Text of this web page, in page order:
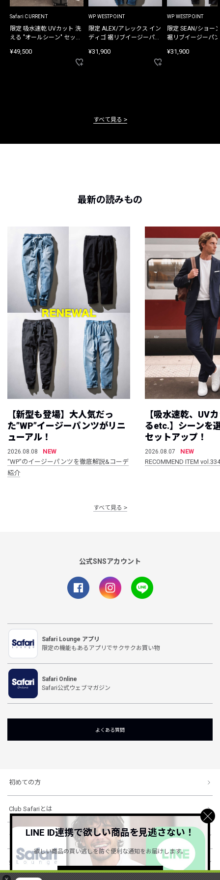
Safari CURRENT
限定 吸水速乾 UVカット 洗
える "オールシーン" セット
¥49,500
WP WESTPOINT
限定 ALEX/アレックス イン
ディゴ 裾リブイージーパン
¥31,900
WP WESTPOINT
限定 SEAN/ショー
裾リブイージーパ
¥31,900
すべて見る
最新の読みもの
【新型も登場】大人気だっ
た”WP”イージーパンツがリニ
ューアル！
2026.08.08
NEW
“WP”のイージーパンツを徹底解説&コーデ
紹介
【吸水速乾、UV
るetc.】シーンを
セットアップ！
2026.08.07
NEW
RECOMMEND ITEM vol.334
すべて見る
公式SNSアカウント
Safari Lounge アプリ
限定の機能もあるアプリでサクサクお買い物
Safari Online
Safari公式ウェブマガジン
よくある質問
初めての方
Club Safariとは
ショッピングガイド
会社概要・規約
LINE ID連携で欲しい商品を見逃さない！
欲しい商品の買い逃しを防ぐ便利な通知をお届けします。
詳しくはこちら ＞